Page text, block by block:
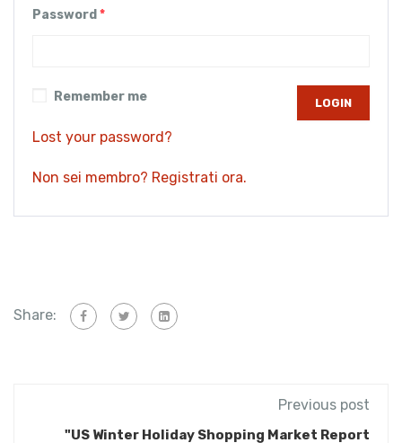
Password *
Remember me
Lost your password?
Non sei membro? Registrati ora.
Share:
Previous post
"US Winter Holiday Shopping Market Report